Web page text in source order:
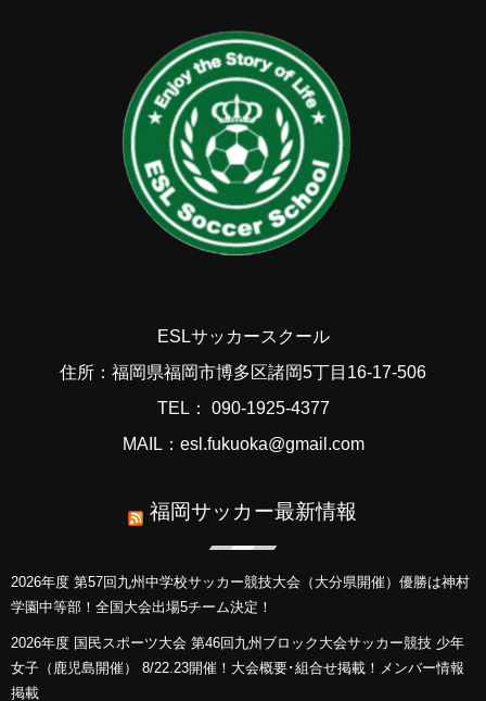
ESLサッカースクール
住所：福岡県福岡市博多区諸岡5丁目16-17-506
TEL： 090-1925-4377
MAIL：esl.fukuoka@gmail.com
福岡サッカー最新情報
2026年度 第57回九州中学校サッカー競技大会（大分県開催）優勝は神村
学園中等部！全国大会出場5チーム決定！
2026年度 国民スポーツ大会 第46回九州ブロック大会サッカー競技 少年
女子（鹿児島開催） 8/22.23開催！大会概要･組合せ掲載！メンバー情報
掲載